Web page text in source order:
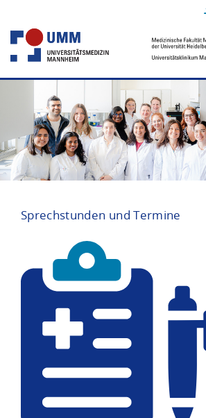
Sprechstunden und Termine